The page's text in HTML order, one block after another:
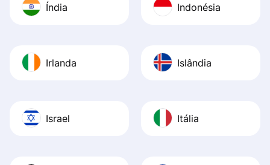
Índia Indonésia
Irlanda Islândia
Israel Itália